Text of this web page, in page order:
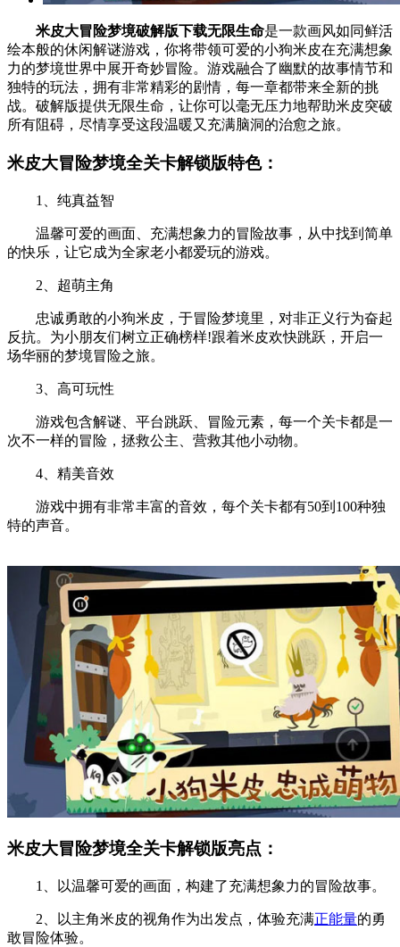
米皮大冒险梦境破解版下载无限生命是一款画风如同鲜活
绘本般的休闲解谜游戏，你将带领可爱的小狗米皮在充满想象
力的梦境世界中展开奇妙冒险。游戏融合了幽默的故事情节和
独特的玩法，拥有非常精彩的剧情，每一章都带来全新的挑
战。破解版提供无限生命，让你可以毫无压力地帮助米皮突破
所有阻碍，尽情享受这段温暖又充满脑洞的治愈之旅。
米皮大冒险梦境全关卡解锁版特色：
1、纯真益智
温馨可爱的画面、充满想象力的冒险故事，从中找到简单
的快乐，让它成为全家老小都爱玩的游戏。
2、超萌主角
忠诚勇敢的小狗米皮，于冒险梦境里，对非正义行为奋起
反抗。为小朋友们树立正确榜样!跟着米皮欢快跳跃，开启一
场华丽的梦境冒险之旅。
3、高可玩性
游戏包含解谜、平台跳跃、冒险元素，每一个关卡都是一
次不一样的冒险，拯救公主、营救其他小动物。
4、精美音效
游戏中拥有非常丰富的音效，每个关卡都有50到100种独
特的声音。
米皮大冒险梦境全关卡解锁版亮点：
1、以温馨可爱的画面，构建了充满想象力的冒险故事。
2、以主角米皮的视角作为出发点，体验充满正能量的勇
敢冒险体验。